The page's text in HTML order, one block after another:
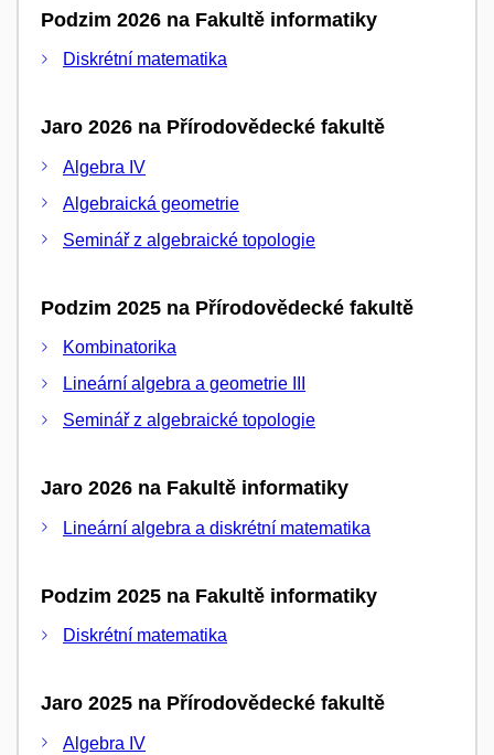
Podzim 2026 na Fakultě informatiky
Diskrétní matematika
Jaro 2026 na Přírodovědecké fakultě
Algebra IV
Algebraická geometrie
Seminář z algebraické topologie
Podzim 2025 na Přírodovědecké fakultě
Kombinatorika
Lineární algebra a geometrie III
Seminář z algebraické topologie
Jaro 2026 na Fakultě informatiky
Lineární algebra a diskrétní matematika
Podzim 2025 na Fakultě informatiky
Diskrétní matematika
Jaro 2025 na Přírodovědecké fakultě
Algebra IV